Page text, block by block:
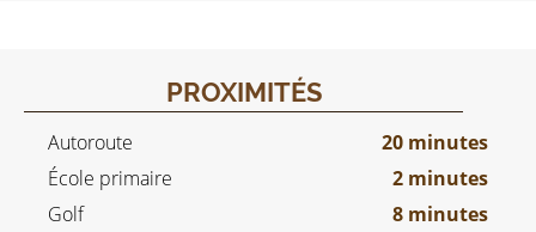
PROXIMITÉS
Autoroute
20 minutes
École primaire
2 minutes
Golf
8 minutes